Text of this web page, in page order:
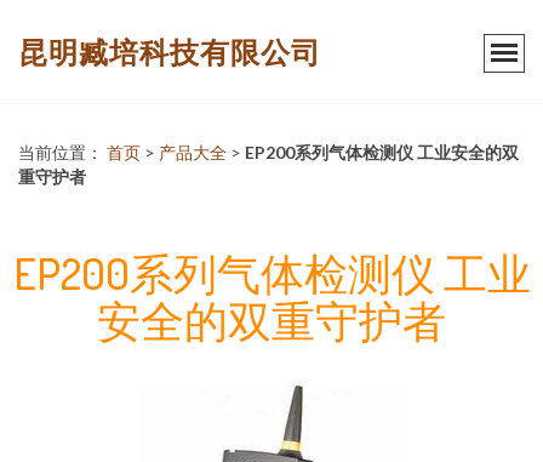
昆明臧培科技有限公司
当前位置： 首页 > 产品大全 > EP200系列气体检测仪 工业安全的双
重守护者
EP200系列气体检测仪 工业
安全的双重守护者